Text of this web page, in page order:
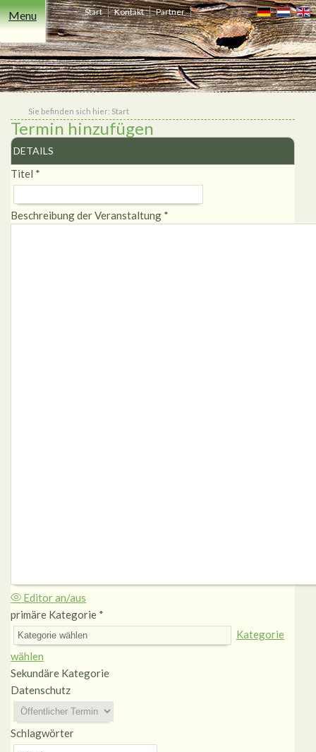
Menu
Freizeit
Übernachten
Events
Essen
&
Trinken
Niederrhein
Heiraten
Shop
Start Kontakt Partner
Sie befinden sich hier: Start
Termin hinzufügen
DETAILS
Titel *
Beschreibung der Veranstaltung *
Editor an/aus
primäre Kategorie *
Kategorie
wählen
Sekundäre Kategorie
Datenschutz
Schlagwörter